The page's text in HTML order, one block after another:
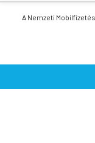
A Nemzeti